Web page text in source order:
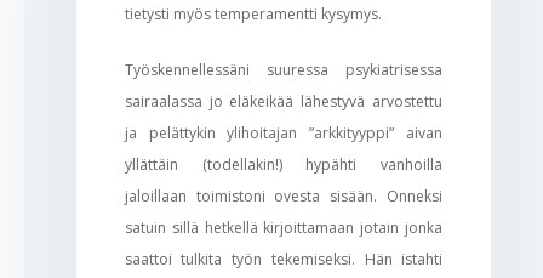
tietysti myös temperamentti kysymys.
Työskennellessäni suuressa psykiatrisessa
sairaalassa jo eläkeikää lähestyvä arvostettu
ja pelättykin ylihoitajan ”arkkityyppi” aivan
yllättäin (todellakin!) hypähti vanhoilla
jaloillaan toimistoni ovesta sisään. Onneksi
satuin sillä hetkellä kirjoittamaan jotain jonka
saattoi tulkita työn tekemiseksi. Hän istahti